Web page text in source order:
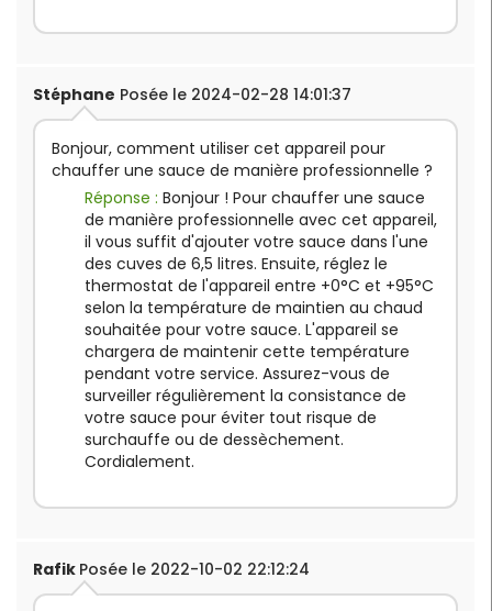
Stéphane Posée le 2024-02-28 14:01:37
Bonjour, comment utiliser cet appareil pour
chauffer une sauce de manière professionnelle ?
Réponse : Bonjour ! Pour chauffer une sauce
de manière professionnelle avec cet appareil,
il vous suffit d'ajouter votre sauce dans l'une
des cuves de 6,5 litres. Ensuite, réglez le
thermostat de l'appareil entre +0°C et +95°C
selon la température de maintien au chaud
souhaitée pour votre sauce. L'appareil se
chargera de maintenir cette température
pendant votre service. Assurez-vous de
surveiller régulièrement la consistance de
votre sauce pour éviter tout risque de
surchauffe ou de dessèchement.
Cordialement.
Rafik Posée le 2022-10-02 22:12:24